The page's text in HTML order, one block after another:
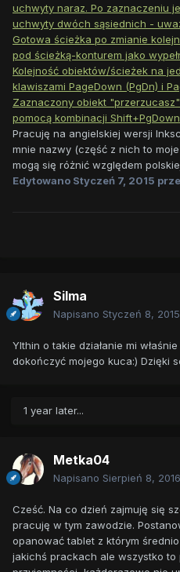
uchwyty naraz. Po zaznaczeniu
uchwyty dwóch sąsiednich -
Gotowa ścieżka po zmianie
pod ścieżką-konturem jako
Kolejność obiektów/ścieżek na
klawiszami PageDown (PgDn) i
Zaznaczony obiekt
pomocą kombinacji
Pracuję na angielskiej wersji
mnie nazwy (część z nich to moje
mogą się różnić względem
Edytowano Styczeń 7, 2015
Silma
Napisano Styczeń 8, 2015
Ylthin o takie działanie mi
dokończyć mojego kuca:) Dzięki
1 year later...
Metka04
Napisano Sierpień 8, 2016
Cześć. Na co dzień zajmuję się
pracuję w tym zawodzie.
opanować tablet z którym
jakichś prackach ale wszystko to